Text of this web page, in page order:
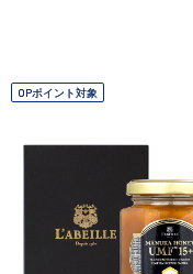
OPポイント対象